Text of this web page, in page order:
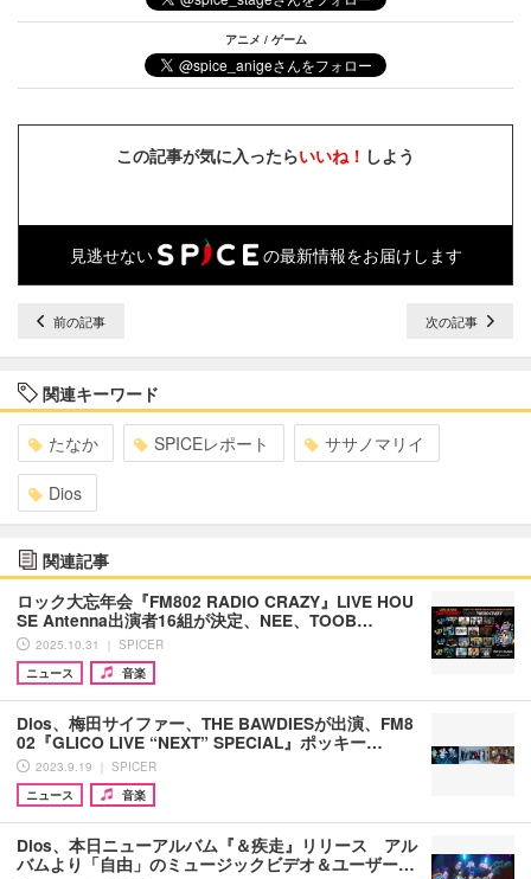
アニメ / ゲーム
この記事が気に入ったらいいね！ しよう
見逃せない の最新情報をお届けします
前の記事 次の記事
関連キーワード
たなか SPICEレポート ササノマリイ
Dios
関連記事
ロック大忘年会『FM802 RADIO CRAZY』LIVE HOU
SE Antenna出演者16組が決定、NEE、TOOB…
2025.10.31 ｜ SPICER
ニュース
音楽
Dios、梅田サイファー、THE BAWDIESが出演、FM8
02『GLICO LIVE “NEXT” SPECIAL』ポッキー…
2023.9.19 ｜ SPICER
ニュース
音楽
Dios、本日ニューアルバム『＆疾走』リリース アル
バムより「自由」のミュージックビデオ＆ユーザー…